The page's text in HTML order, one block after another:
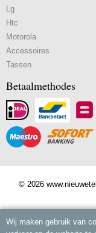
Lg
Htc
Motorola
Accessoires
Tassen
Betaalmethodes
© 2026
Wij maken gebruik van